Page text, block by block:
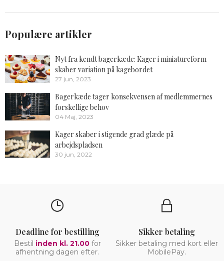
Populære artikler
Nyt fra kendt bagerkæde: Kager i miniatureform
skaber variation på kagebordet
27 jun, 2023
Bagerkæde tager konsekvensen af medlemmernes
forskellige behov
04 Maj, 2023
Kager skaber i stigende grad glæde på
arbejdspladsen
30 jun, 2022
Deadline for bestilling
Bestil inden kl. 21.00for
afhentning dagen efter.
Sikker betaling
Sikker betaling med kort eller
MobilePay.